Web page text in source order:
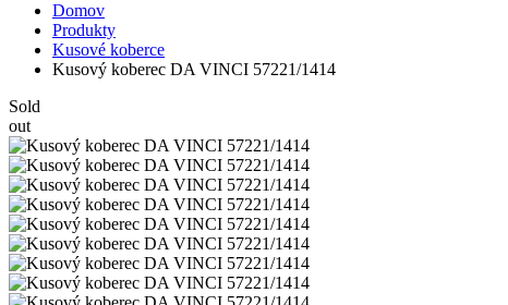
Domov
Produkty
Kusové koberce
Kusový koberec DA VINCI 57221/1414
Sold
out